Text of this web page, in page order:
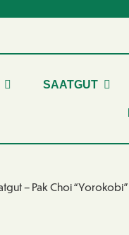
SAATGUT
– Pak Choi “Yorokobi”